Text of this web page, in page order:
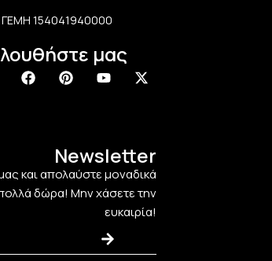
154041940000
μας
Newsletter
και απολαύστε μοναδικά
δώρα! Μην χάσετε την
ευκαιρία!